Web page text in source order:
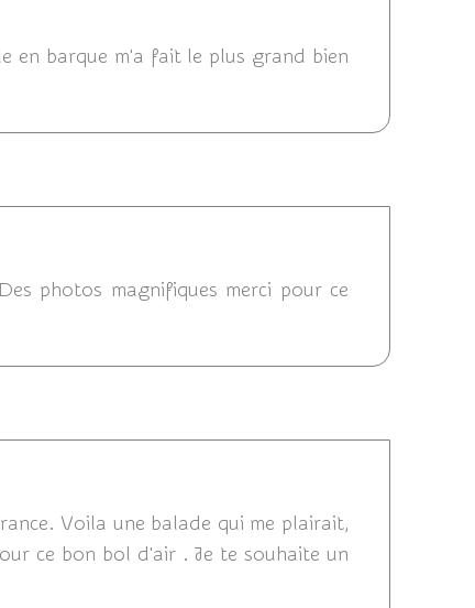
en barque m'a fait le plus grand bien
photos magnifiques merci pour ce
Voila une balade qui me plairait,
ce bon bol d'air . Je te souhaite un